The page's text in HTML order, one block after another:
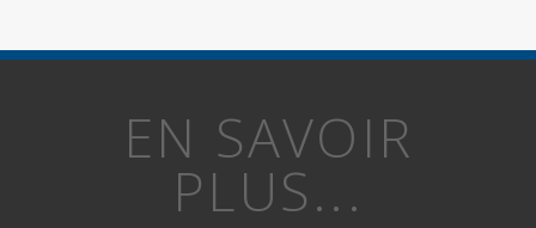
EN SAVOIR
PLUS...